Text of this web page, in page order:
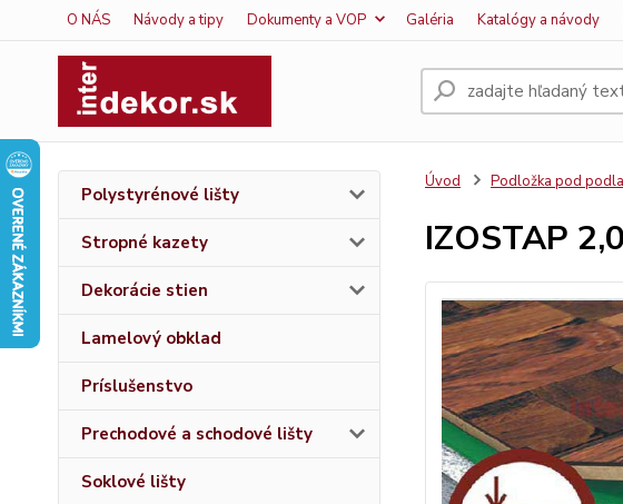
O NÁS Návody a tipy Dokumenty a VOP Galéria Katalógy a návody
Polystyrénové lišty
Stropné kazety
Dekorácie stien
Lamelový obklad
Príslušenstvo
Prechodové a schodové lišty
Soklové lišty
Úvod Podložka pod
IZOSTAP